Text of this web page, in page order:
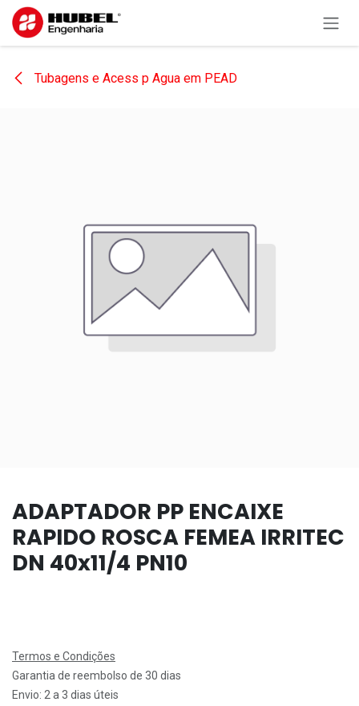
Pular para o conteúdo
Tubagens e Acess p Agua em PEAD
ADAPTADOR PP ENCAIXE
RAPIDO ROSCA FEMEA IRRITEC
DN 40x11/4 PN10
Termos e Condições
Garantia de reembolso de 30 dias
Envio: 2 a 3 dias úteis